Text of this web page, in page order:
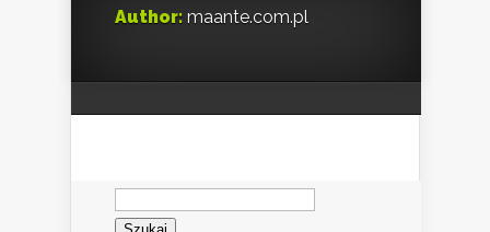
Author: maante.com.pl
Szukaj: